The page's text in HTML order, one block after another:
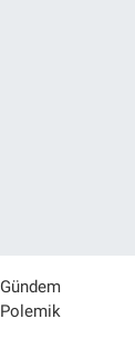
Gündem
Polemik